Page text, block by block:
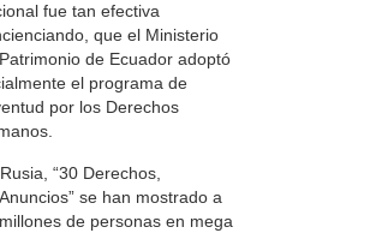
fue tan efectiva
que el Ministerio
de Ecuador adoptó
el programa de
por los Derechos
“30 Derechos,
se han mostrado a
de personas en mega